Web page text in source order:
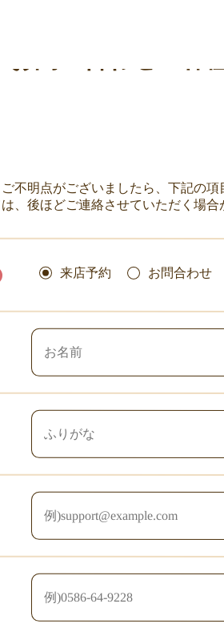
不明点がございましたら、下記の項
、後ほどご連絡させていただく場合
来店予約 お問合わせ